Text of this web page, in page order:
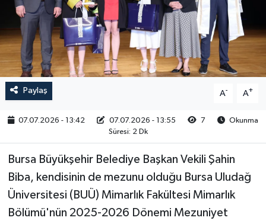
Paylaş A- A+
07.07.2026 - 13:42 07.07.2026 - 13:55 7
Okunma
Süresi: 2 Dk
Bursa Büyükşehir Belediye Başkan Vekili Şahin
Biba, kendisinin de mezunu olduğu Bursa Uludağ
Üniversitesi (BUÜ) Mimarlık Fakültesi Mimarlık
Bölümü'nün 2025-2026 Dönemi Mezuniyet
RESMİ İLAN